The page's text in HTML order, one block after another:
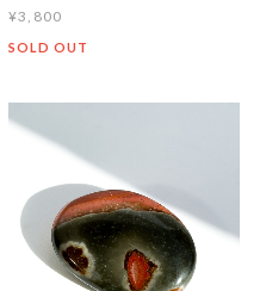
¥3,800
SOLD OUT